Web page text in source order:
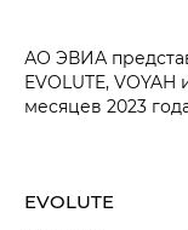
АО ЭВИА
EVOLUTE,
месяцев 2023
EVOLUTE